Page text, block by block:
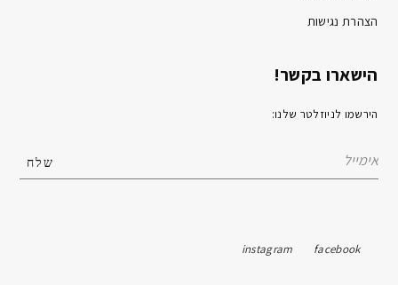
הצהרת נגישות
הישארו בקשר!
הירשמו לניוזלטר שלנו:
facebook
instagram